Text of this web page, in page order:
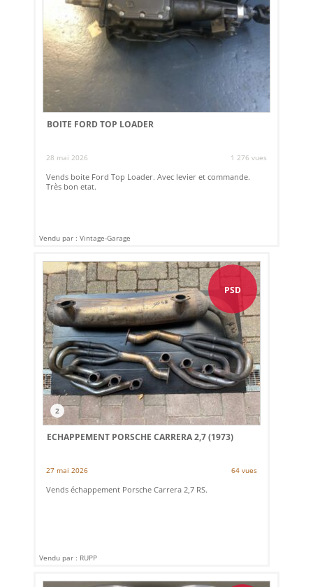
BOITE FORD TOP LOADER
28 mai 2026 1 276 vues
Vends boite Ford Top Loader. Avec levier et commande.
Très bon etat.
Vendu par : Vintage-Garage
PSD
2
ECHAPPEMENT PORSCHE CARRERA 2,7 (1973)
27 mai 2026 64 vues
Vends échappement Porsche Carrera 2,7 RS.
Vendu par : RUPP